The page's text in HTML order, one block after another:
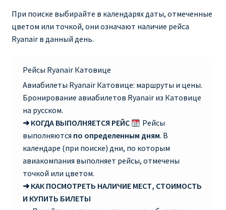
Ryanair Польша
RYANAIR ПОСАДОЧНЫЙ ТАЛОН – BOARDING PASS
Ryanair Россия
RYANAIR ТЕЛЬ-АВИВ, ЭЙЛАТ, ИЗРАИЛЬ
RYANAIR УКРАИНА | АВИАБИЛЕТЫ ОТ €15
Ryanair Україна из Киева, Одессы, Львова, Харькова,
Херсона от € 15
При поиске выбирайте в календарях даты, отмеченные
цветом или точкой, они означают наличие рейса
Ryanair в данный день.
Рейсы Ryanair Катовице
Авиабилеты Ryanair Катовице: маршруты и цены.
Бронирование авиабилетов Ryanair из Катовице
на русском.
➜ КОГДА ВЫПОЛНЯЕТСЯ РЕЙС
Рейсы
выполняются по определенным дням. В
календаре (при поиске) дни, по которым
авиакомпания выполняет рейсы, отмечены
точкой или цветом.
➜ КАК ПОСМОТРЕТЬ НАЛИЧИЕ МЕСТ, СТОИМОСТЬ
И КУПИТЬ БИЛЕТЫ